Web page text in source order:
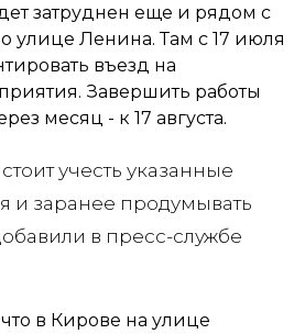
затруднен еще и рядом с
улице Ленина. Там с 17 июля
въезд на
Завершить работы
месяц - к 17 августа.
учесть указанные
и заранее продумывать
в пресс-службе
в Кирове на улице